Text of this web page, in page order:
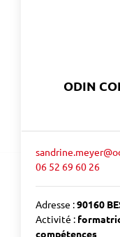
ODIN
06 52 69 60 26
Adresse :90160
Activité :
compétences